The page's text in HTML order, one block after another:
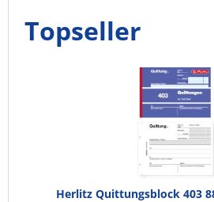
Topseller
Herlitz Quittungsblock 403